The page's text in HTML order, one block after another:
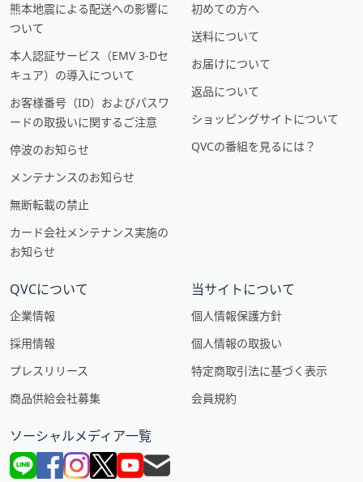
熊本地震による配送への影響に
ついて
本人認証サービス（EMV 3-Dセ
キュア）の導入について
お客様番号（ID）およびパスワ
ードの取扱いに関するご注意
停波のお知らせ
メンテナンスのお知らせ
無断転載の禁止
カード会社メンテナンス実施の
お知らせ
初めての方へ
送料について
お届けについて
返品について
ショッピングサイトについて
QVCの番組を見るには？
QVCについて
企業情報
採用情報
プレスリリース
商品供給会社募集
当サイトについて
個人情報保護方針
個人情報の取扱い
特定商取引法に基づく表示
会員規約
ソーシャルメディア一覧